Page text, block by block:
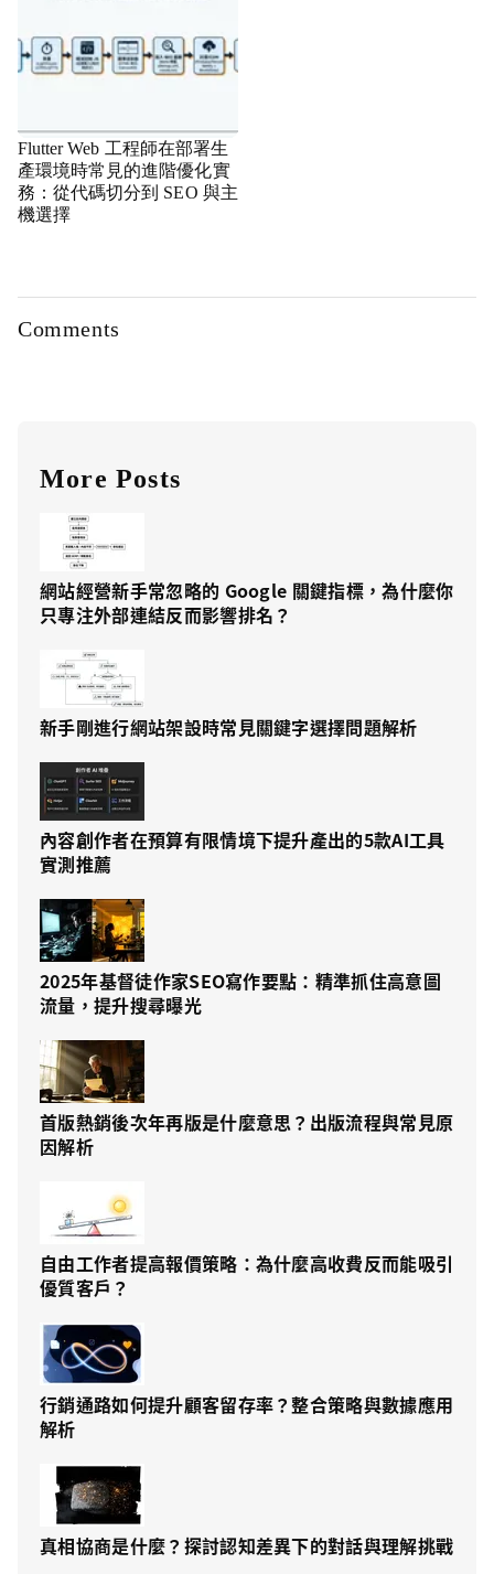
Flutter Web 工程師在部署生
產環境時常見的進階優化實
務：從代碼切分到 SEO 與主
機選擇
Comments
More Posts
網站經營新手常忽略的 Google 關鍵指標，為什麼你
只專注外部連結反而影響排名？
新手剛進行網站架設時常見關鍵字選擇問題解析
內容創作者在預算有限情境下提升產出的5款AI工具
實測推薦
2025年基督徒作家SEO寫作要點：精準抓住高意圖
流量，提升搜尋曝光
首版熱銷後次年再版是什麼意思？出版流程與常見原
因解析
自由工作者提高報價策略：為什麼高收費反而能吸引
優質客戶？
行銷通路如何提升顧客留存率？整合策略與數據應用
解析
真相協商是什麼？探討認知差異下的對話與理解挑戰